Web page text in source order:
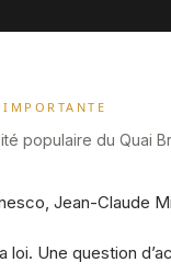
populaire du Quai
Jean-Claude
loi. Une question